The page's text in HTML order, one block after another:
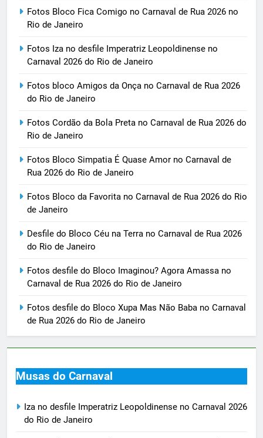
Fotos Bloco Fica Comigo no Carnaval de Rua 2026 no
Rio de Janeiro
Fotos Iza no desfile Imperatriz Leopoldinense no
Carnaval 2026 do Rio de Janeiro
Fotos bloco Amigos da Onça no Carnaval de Rua 2026
do Rio de Janeiro
Fotos Cordão da Bola Preta no Carnaval de Rua 2026 do
Rio de Janeiro
Fotos Bloco Simpatia É Quase Amor no Carnaval de
Rua 2026 do Rio de Janeiro
Fotos Bloco da Favorita no Carnaval de Rua 2026 do Rio
de Janeiro
Desfile do Bloco Céu na Terra no Carnaval de Rua 2026
do Rio de Janeiro
Fotos desfile do Bloco Imaginou? Agora Amassa no
Carnaval de Rua 2026 do Rio de Janeiro
Fotos desfile do Bloco Xupa Mas Não Baba no Carnaval
de Rua 2026 do Rio de Janeiro
Musas do Carnaval
Iza no desfile Imperatriz Leopoldinense no Carnaval 2026
do Rio de Janeiro